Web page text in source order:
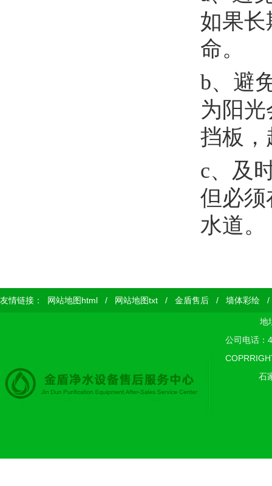
如果
命。
b、避
为阳
挡板，
c、及
但必须
水道。
友情链接： 网站地图html / 网站地图txt / 金盾售后 / 墙体彩绘
地
公司电话：
石